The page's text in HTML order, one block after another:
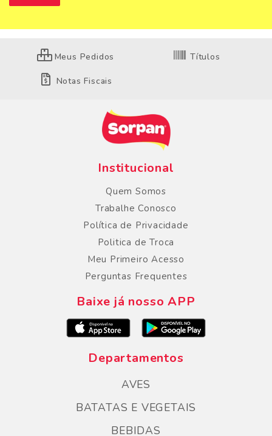
Meus Pedidos Títulos
Notas Fiscais
Institucional
Quem Somos
Trabalhe Conosco
Política de Privacidade
Politica de Troca
Meu Primeiro Acesso
Perguntas Frequentes
Baixe já nosso APP
Departamentos
AVES
BATATAS E VEGETAIS
BEBIDAS